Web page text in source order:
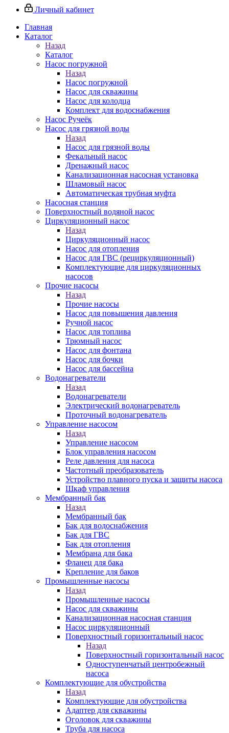
Личный кабинет
Главная
Каталог
Назад
Каталог
Насос погружной
Назад
Насос погружной
Насос для скважины
Насос для колодца
Комплект для водоснабжения
Насос Ручеёк
Насос для грязной воды
Назад
Насос для грязной воды
Фекальный насос
Дренажный насос
Канализационная насосная установка
Шламовый насос
Автоматическая трубная муфта
Насосная станция
Поверхностный водяной насос
Циркуляционный насос
Назад
Циркуляционный насос
Насос для отопления
Насос для ГВС (рециркуляционный)
Комплектующие для циркуляционных
насосов
Прочие насосы
Назад
Прочие насосы
Насос для повышения давления
Ручной насос
Насос для топлива
Трюмный насос
Насос для фонтана
Насос для бочки
Насос для бассейна
Водонагреватели
Назад
Водонагреватели
Электрический водонагреватель
Проточный водонагреватель
Управление насосом
Назад
Управление насосом
Блок управления насосом
Реле давления для насоса
Частотный преобразователь
Устройство плавного пуска и защиты насоса
Шкаф управления
Мембранный бак
Назад
Мембранный бак
Бак для водоснабжения
Бак для ГВС
Бак для отопления
Мембрана для бака
Фланец для бака
Крепление для баков
Промышленные насосы
Назад
Промышленные насосы
Насос для скважины
Канализационная насосная станция
Насос циркуляционный
Поверхностный горизонтальный насос
Назад
Поверхностный горизонтальный насос
Одноступенчатый центробежный
насоса
Комплектующие для обустройства
Назад
Комплектующие для обустройства
Адаптер для скважины
Оголовок для скважины
Труба для насоса